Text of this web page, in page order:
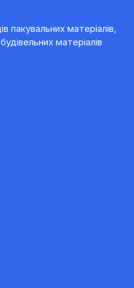
пакувальних матеріалів,
матеріалів